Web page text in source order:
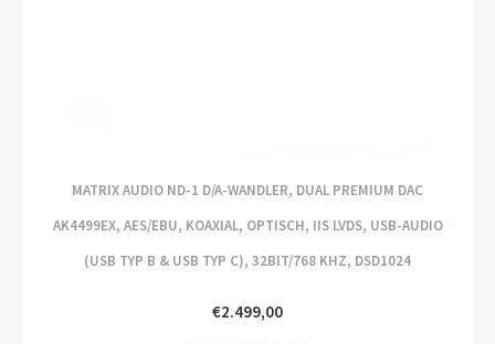
MATRIX AUDIO ND-1 D/A-WANDLER, DUAL PREMIUM DAC
AK4499EX, AES/EBU, KOAXIAL, OPTISCH, IIS LVDS, USB-AUDIO
(USB TYP B & USB TYP C), 32BIT/768 KHZ, DSD1024
€2.499,00